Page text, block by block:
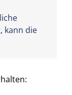
kann die